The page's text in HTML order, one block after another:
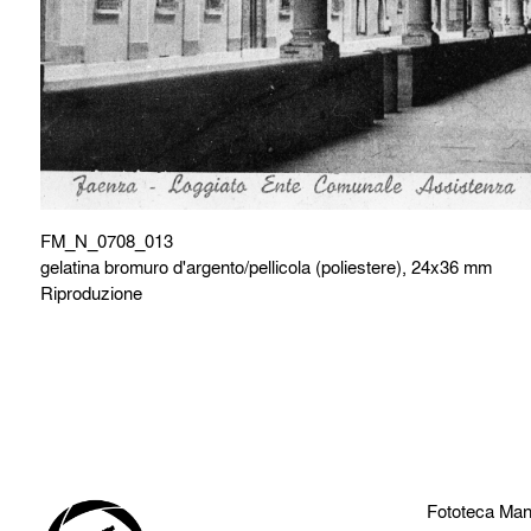
FM_N_0708_013
gelatina bromuro d'argento/pellicola (poliestere), 24x36 mm
Riproduzione
Fototeca